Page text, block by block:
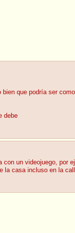
que podría ser
debe
con un videojuego, por
la casa incluso en la